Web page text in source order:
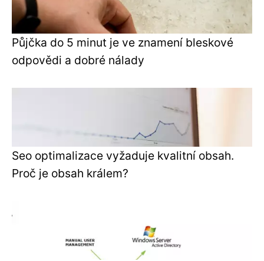
Půjčka do 5 minut je ve znamení bleskové
odpovědi a dobré nálady
Seo optimalizace vyžaduje kvalitní obsah.
Proč je obsah králem?